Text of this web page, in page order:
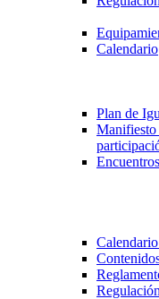
Calendario
Plan de